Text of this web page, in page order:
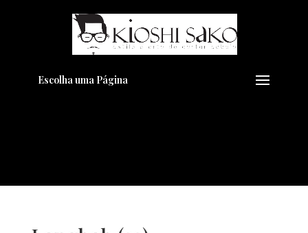
Escolha uma Página
Pensando em transformar seu
Visual??